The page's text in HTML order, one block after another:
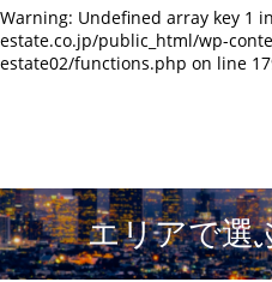
Warning: Undefined array key 1 in
estate.co.jp/public_html/wp-
estate02/functions.php on line
エリアで選